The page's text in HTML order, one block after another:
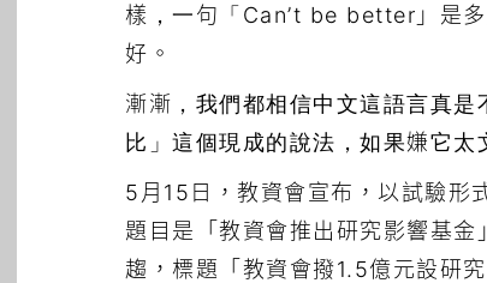
樣，一句「Can’t be better」是
好。
漸漸，我們都相信中文這語言真
比」這個現成的說法，如果嫌它太
5月15日，教資會宣布，以試驗形
題目是「教資會推出研究影響基
趨，標題「教資會撥1.5億元設研